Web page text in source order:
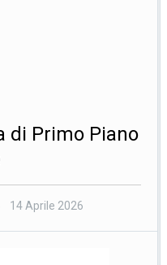
di Primo Piano
14 Aprile 2026